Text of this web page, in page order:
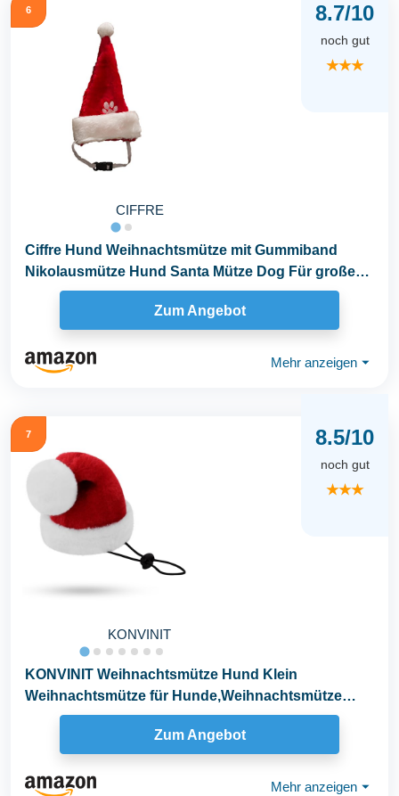
6
CIFFRE
8.7/10
noch gut
★★★
Ciffre Hund Weihnachtsmütze mit Gummiband
Nikolausmütze Hund Santa Mütze Dog Für große
Hunde
Zum Angebot
Mehr anzeigen ⏷
7
KONVINIT
8.5/10
noch gut
★★★
KONVINIT Weihnachtsmütze Hund Klein
Weihnachtsmütze für Hunde,Weihnachtsmütze
Katze...
Zum Angebot
Mehr anzeigen ⏷